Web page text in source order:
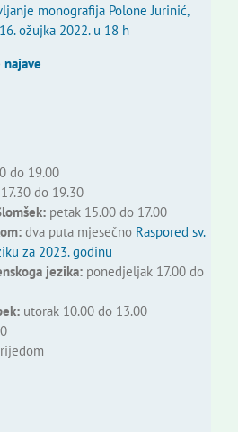
monografija Polone Jurinić,
ožujka 2022. u 18 h
do 19.00
do 19.30
petak 15.00 do 17.00
dva puta mjesečno Raspored sv.
za 2023. godinu
jezika:ponedjeljak 17.00 do
utorak 10.00 do 13.00